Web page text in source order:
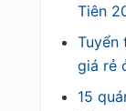
Tiên
Tuyển
giá rẻ
15